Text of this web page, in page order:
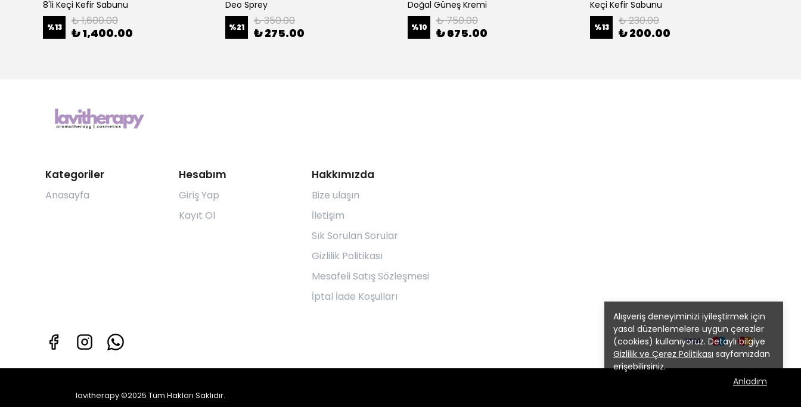
Alışveriş deneyiminizi iyileştirmek için
yasal düzenlemelere uygun çerezler
(cookies) kullanıyoruz. Detaylı bilgiye
Gizlilik ve Çerez Politikası sayfamızdan
erişebilirsiniz.
Anladım
8'li Keçi Kefir Sabunu
%13 ₺ 1,600.00
₺ 1,400.00
Deo Sprey
%21 ₺ 350.00
₺ 275.00
Doğal Güneş Kremi
%10 ₺ 750.00
₺ 675.00
Keçi Kefir Sabunu
%13 ₺ 230.00
₺ 200.00
Kategoriler
Anasayfa
Hesabım
Giriş Yap
Kayıt Ol
Hakkımızda
Bize ulaşın
İletişim
Sık Sorulan Sorular
Gizlilik Politikası
Mesafeli Satış Sözleşmesi
İptal İade Koşulları
lavitherapy ©2025 Tüm Hakları Saklıdır.